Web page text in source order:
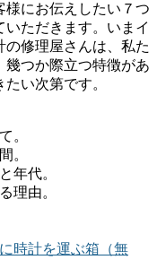
様にお伝えしたい７つ
ただきます。いまイ
の修理屋さんは、私た
幾つか際立つ特徴があ
い次第です。
。
。
年代。
理由。
時計を運ぶ箱（無